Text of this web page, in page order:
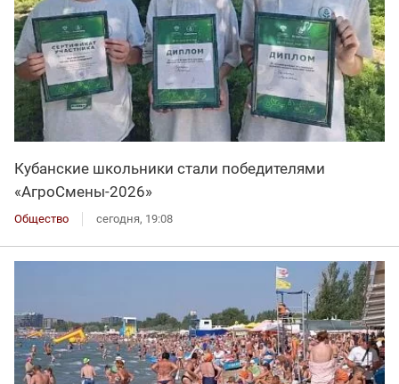
Кубанские школьники стали победителями
«АгроСмены-2026»
Общество сегодня, 19:08